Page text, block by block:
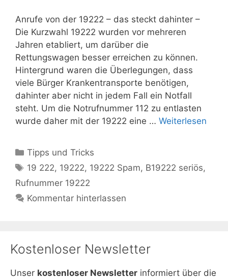
Anrufe von der 19222 – das steckt dahinter –
Die Kurzwahl 19222 wurden vor mehreren
Jahren etabliert, um darüber die
Rettungswagen besser erreichen zu können.
Hintergrund waren die Überlegungen, dass
viele Bürger Krankentransporte benötigen,
dahinter aber nicht in jedem Fall ein Notfall
steht. Um die Notrufnummer 112 zu entlasten
wurde daher mit der 19222 eine … Weiterlesen
Kategorien
Tipps und Tricks
Schlagwörter
19 222, 19222, 19222 Spam, B19222 seriös,
Rufnummer 19222
Kommentar hinterlassen
Kostenloser Newsletter
Unser kostenloser Newsletter informiert über die